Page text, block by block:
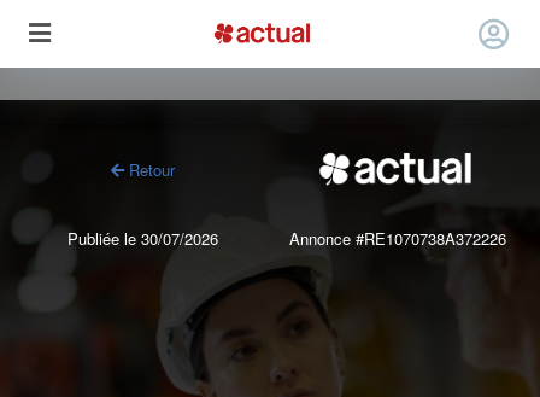
Retour
Publiée le 30/07/2026 Annonce #RE1070738A372226